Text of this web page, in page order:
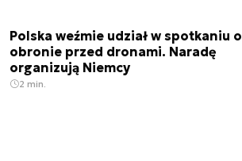
Polska weźmie udział w spotkaniu o
obronie przed dronami. Naradę
organizują Niemcy
2 min.